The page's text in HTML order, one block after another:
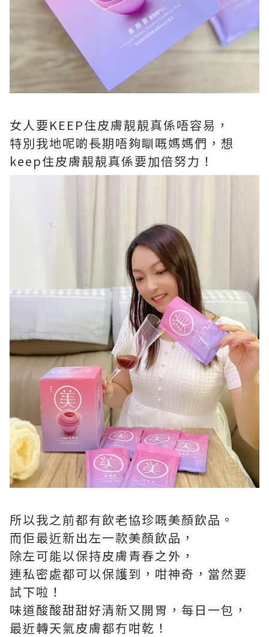
女人要KEEP住皮膚靚靚真係唔容易，
特別我地呢啲長期唔夠瞓嘅媽媽們，想
keep住皮膚靚靚真係要加倍努力！
所以我之前都有飲老協珍嘅美顏飲品。
而佢最近新出左一款美顏飲品，
除左可能以保持皮膚青春之外，
連私密處都可以保護到，咁神奇，當然要
試下啦！
味道酸酸甜甜好清新又開胃，每日一包，
最近轉天氣皮膚都冇咁乾！